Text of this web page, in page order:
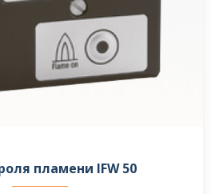
пламени IFW 50